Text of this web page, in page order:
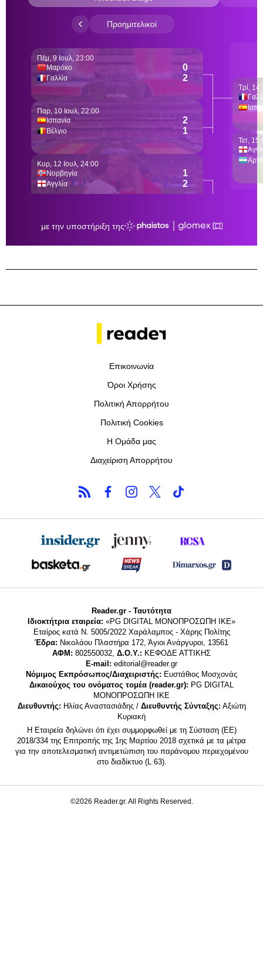
Επικοινωνία
Όροι Χρήσης
Πολιτική Απορρήτου
Πολιτική Cookies
Η Ομάδα μας
Διαχείριση Απορρήτου
Reader.gr - Ταυτότητα
Ιδιοκτήτρια εταιρεία: «PG DIGITAL MONΟΠΡΟΣΩΠΗ ΙΚΕ»
Εταίρος κατά Ν. 5005/2022 Χαράλαμπος - Χάρης Πολίτης
Έδρα: Νικολάου Πλαστήρα 172, Άγιοι Ανάργυροι, 13561
ΑΦΜ: 802550032, Δ.Ο.Υ.: ΚΕΦΟΔΕ ΑΤΤΙΚΗΣ
E-mail: editorial@reader.gr
Νόμιμος Εκπρόσωπος/Διαχειριστής: Ευστάθιος Μοσχονάς
Δικαιούχος του ονόματος τομέα (reader.gr): PG DIGITAL
MONΟΠΡΟΣΩΠΗ ΙΚΕ
Διευθυντής: Ηλίας Αναστασιάδης / Διευθυντής Σύνταξης: Αξιώτη
Κυριακή
Η Εταιρεία δηλώνει ότι έχει συμμορφωθεί με τη Σύσταση (ΕΕ)
2018/334 της Επιτροπής της 1ης Μαρτίου 2018 σχετικά με τα μέτρα
για την αποτελεσματική αντιμετώπιση του παράνομου περιεχομένου
στο διαδίκτυο (L 63).
©2026 Reader.gr. All Rights Reserved.